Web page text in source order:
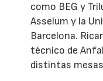
como BEG y
Asselum y la
Barcelona.
técnico de
distintas